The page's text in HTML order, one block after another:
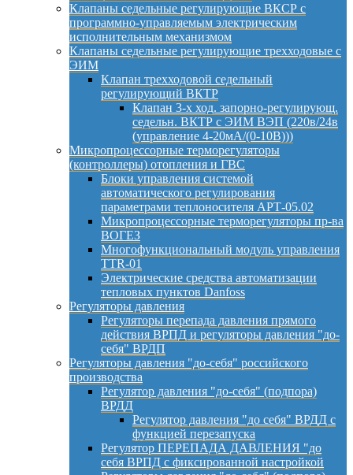
Клапаны седельные регулирующие ВКСР с
программно-управляемым электрическим
исполнительным механизмом
Клапаны седельные регулирующие трехходовые с
ЭИМ
Клапан трехходовой седельный
регулирующий ВКТР
Клапан 3-х ход. запорно-регулирующ.
седельн. ВКТР с ЭИМ ВЭП (220в/24в
(управление 4-20мА/(0-10В)))
Микропроцессорные терморегуляторы
(контроллеры) отопления и ГВС
Блоки управления системой
автоматического регулирования
параметрами теплоносителя АРТ-05.02
Микропроцессорные терморегуляторы пр-ва
ВОГЕЗ
Многофункциональный модуль управления
TTR-01
Электрические средства автоматизации
тепловых пунктов Danfoss
Регуляторы давления
Регуляторы перепада давления прямого
действия ВРПД и регуляторы давления "до-
себя" ВРДП
Регуляторы давления "до-себя" российского
производства
Регулятор давления "до-себя" (подпора)
ВРДД
Регулятор давления "до себя" ВРДД с
функцией перезапуска
Регулятор ПЕРЕПАДА ДАВЛЕНИЯ "до
себя ВРПД с фиксированной настройкой